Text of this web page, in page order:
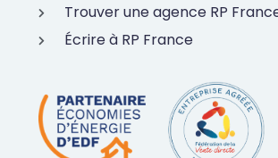
Trouver une agence RP
Écrire à RP France